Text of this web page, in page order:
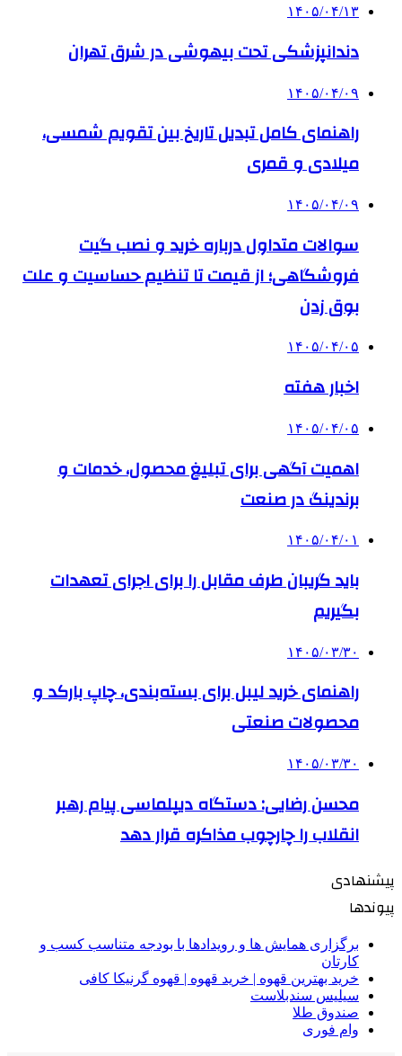
۱۴۰۵/۰۴/۱۳
دندانپزشکی تحت بیهوشی در شرق تهران
۱۴۰۵/۰۴/۰۹
راهنمای کامل تبدیل تاریخ بین تقویم شمسی،
میلادی و قمری
۱۴۰۵/۰۴/۰۹
سوالات متداول درباره خرید و نصب گیت
فروشگاهی؛ از قیمت تا تنظیم حساسیت و علت
بوق زدن
۱۴۰۵/۰۴/۰۵
اخبار هفته
۱۴۰۵/۰۴/۰۵
اهمیت آگهی برای تبلیغ محصول، خدمات و
برندینگ در صنعت
۱۴۰۵/۰۴/۰۱
باید گریبان طرف مقابل را برای اجرای تعهدات
بگیریم
۱۴۰۵/۰۳/۳۰
راهنمای خرید لیبل برای بسته‌بندی، چاپ بارکد و
محصولات صنعتی
۱۴۰۵/۰۳/۳۰
محسن رضایی: دستگاه دیپلماسی پیام رهبر
انقلاب را چارچوب مذاکره قرار دهد
پیشنهادی
پیوندها
برگزاری همایش ها و رویدادها با بودجه متناسب کسب و
کارتان
خرید بهترین قهوه | خرید قهوه | قهوه گرنیکا کافی
سیلیس سندبلاست
صندوق طلا
وام فوری